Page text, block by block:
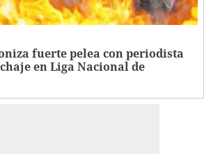
fuerte pelea con periodista
en Liga Nacional de